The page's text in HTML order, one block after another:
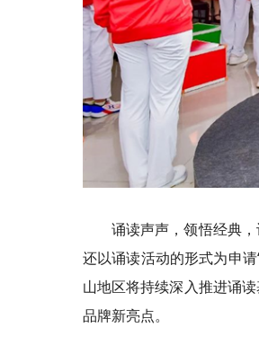
诵读声声，领悟经典
还以诵读活动的形式为申
山地区将持续深入推进诵
品牌新亮点。